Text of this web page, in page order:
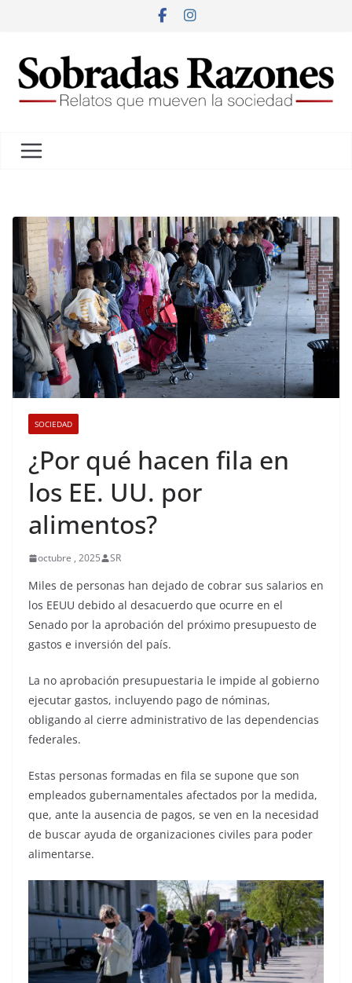
SOCIEDAD
¿Por qué hacen fila en
los EE. UU. por
alimentos?
octubre , 2025 SR
Miles de personas han dejado de cobrar sus salarios en
los EEUU debido al desacuerdo que ocurre en el
Senado por la aprobación del próximo presupuesto de
gastos e inversión del país.
La no aprobación presupuestaria le impide al gobierno
ejecutar gastos, incluyendo pago de nóminas,
obligando al cierre administrativo de las dependencias
federales.
Estas personas formadas en fila se supone que son
empleados gubernamentales afectados por la medida,
que, ante la ausencia de pagos, se ven en la necesidad
de buscar ayuda de organizaciones civiles para poder
alimentarse.